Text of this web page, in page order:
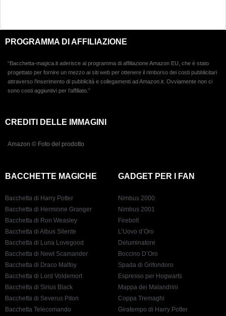
PROGRAMMA DI AFFILIAZIONE
“Bacchetta-magica.it aderisce al programma di affiliazione Amazon EU, che è stato
progettato per fornire un mezzo ai siti web per ottenere il rimborso dei costi pubblicitari
attraverso l’inserimento di pubblicità e collegamenti ad Amazon.it. Ovviamente non ci
sono costi aggiuntivi per l’affiliato.”
CREDITI DELLE IMMAGINI
Amazon © Foto del prodotto
BACCHETTE MAGICHE
Bacchetta di Harry Potter
Bacchetta di Hermione Granger
Bacchetta di Ron Weasley
Bacchetta di Albus Silente
Bacchetta di Luna Lovegood
Bacchetta di Newt Scamander
Bacchetta di Draco Malfoy
Bacchetta di Lord Voldemort
Bacchetta di Sirius Black
Bacchetta di Severus Piton
Bacchetta Telecomando
GADGET PER I FAN
Nimbus 2000
Nimbus 2001
Firebolt
L’Uovo d’Oro
Deluminatore
Boccino D’Oro
Spada di Grifondoro
Espresso per Hogwarts
Mappa dei Malandrini
Coppa Tremaghi
Giratempo di Harry Potter